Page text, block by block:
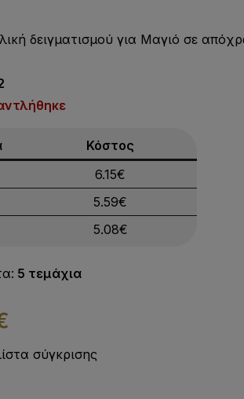
δειγματισμού για Μαγιό σε
Κόστος
6.15€
5.59€
5.08€
5 τεμάχια
σύγκρισης